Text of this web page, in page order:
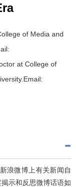
of Media and
at College of
浪微博上有关新闻自
示和反思微博话语如